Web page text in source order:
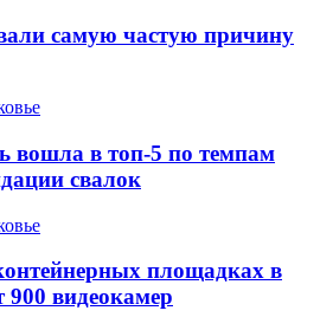
самую частую причину
вошла в топ-5 по темпам
свалок
площадках в
900 видеокамер